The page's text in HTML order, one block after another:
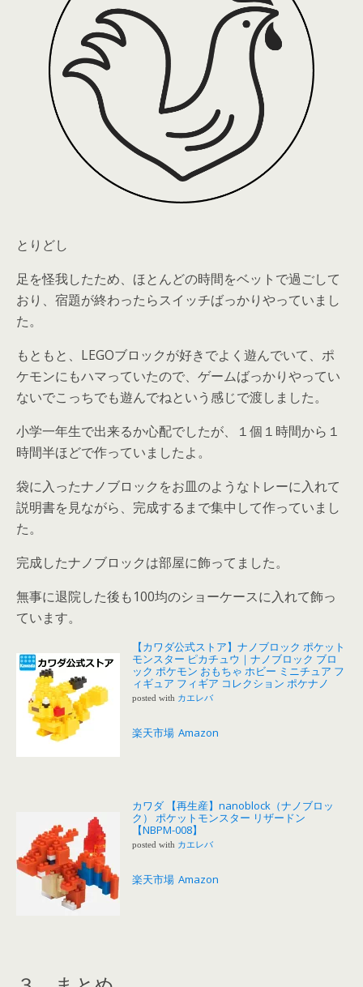
とりどし
足を怪我したため、ほとんどの時間をベットで過ごして
おり、宿題が終わったらスイッチばっかりやっていまし
た。
もともと、LEGOブロックが好きでよく遊んでいて、ポ
ケモンにもハマっていたので、ゲームばっかりやってい
ないでこっちでも遊んでねという感じで渡しました。
小学一年生で出来るか心配でしたが、
１個１時間から１
時間半ほどで作っていましたよ。
袋に入ったナノブロックをお皿のようなトレーに入れて
説明書を見ながら、完成するまで集中して作っていまし
た。
完成したナノブロックは部屋に飾ってました。
無事に退院した後も100均のショーケースに入れて飾っ
ています。
【カワダ公式ストア】ナノブロック ポケット
モンスター ピカチュウ｜ナノブロック ブロ
ック ポケモン おもちゃ ホビー ミニチュア フ
ィギュア フィギア コレクション ポケナノ
posted with カエレバ
楽天市場 Amazon
カワダ 【再生産】nanoblock（ナノブロッ
ク） ポケットモンスター リザードン
【NBPM-008】
posted with カエレバ
楽天市場 Amazon